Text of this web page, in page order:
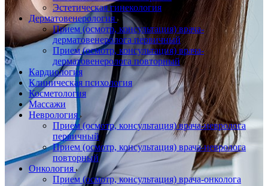
Эстетическая гинекология
Дерматовенерология
Прием (осмотр, консультация) врача-
дерматовенеролога первичный
Прием (осмотр, консультация) врача-
дерматовенеролога повторный
Кардиология
Клиническая психология
Косметология
Массажи
Неврология
Прием (осмотр, консультация) врача-невролога
первичный
Прием (осмотр, консультация) врача-невролога
повторный
Онкология
Прием (осмотр, консультация) врача-онколога